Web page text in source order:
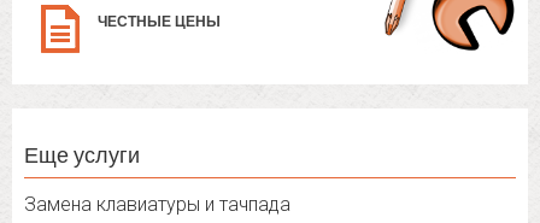
ЧЕСТНЫЕ ЦЕНЫ
Еще услуги
Замена клавиатуры и тачпада